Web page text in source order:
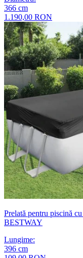
366 cm
1.190,00 RON
Prelată pentru piscină
BESTWAY
Lungime:
396 cm